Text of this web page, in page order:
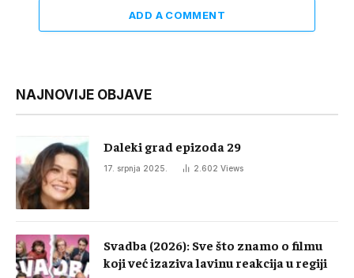
ADD A COMMENT
NAJNOVIJE OBJAVE
Daleki grad epizoda 29
17. srpnja 2025. 2.602 Views
Svadba (2026): Sve što znamo o filmu
koji već izaziva lavinu reakcija u regiji